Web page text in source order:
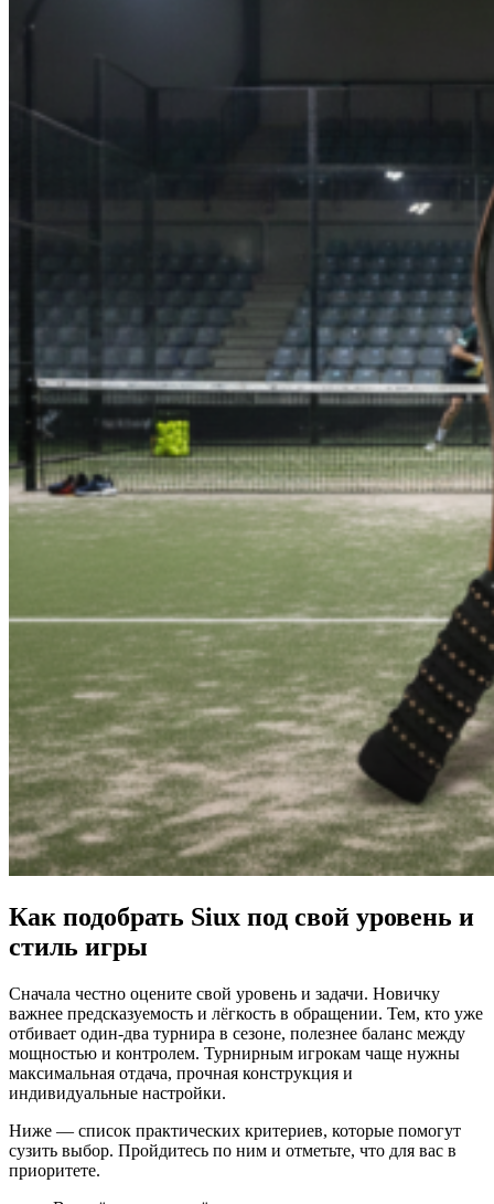
Как подобрать Siux под свой уровень и
стиль игры
Сначала честно оцените свой уровень и задачи. Новичку
важнее предсказуемость и лёгкость в обращении. Тем, кто уже
отбивает один-два турнира в сезоне, полезнее баланс между
мощностью и контролем. Турнирным игрокам чаще нужны
максимальная отдача, прочная конструкция и
индивидуальные настройки.
Ниже — список практических критериев, которые помогут
сузить выбор. Пройдитесь по ним и отметьте, что для вас в
приоритете.